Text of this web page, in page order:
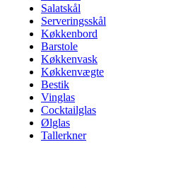
Salatskål
Serveringsskål
Køkkenbord
Barstole
Køkkenvask
Køkkenvægte
Bestik
Vinglas
Cocktailglas
Ølglas
Tallerkner